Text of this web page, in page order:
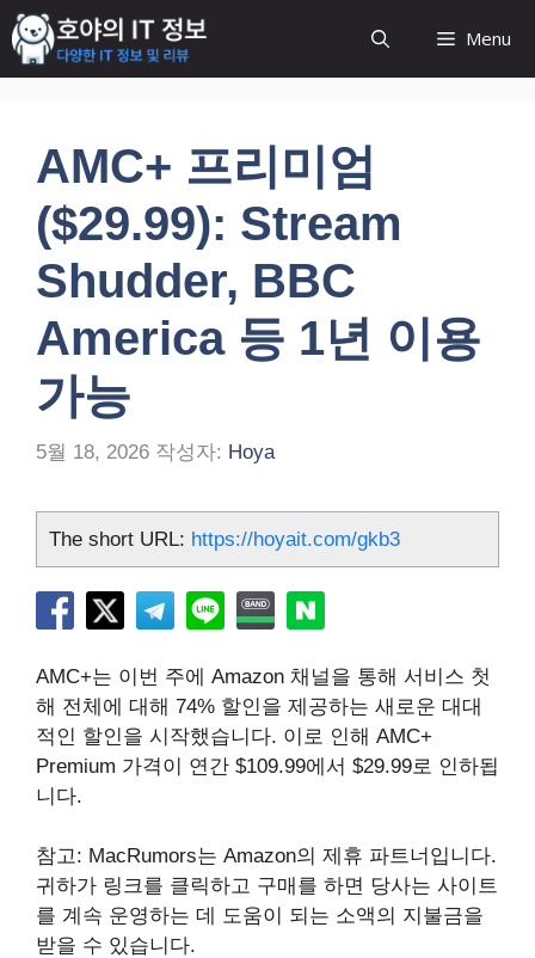
컨
텐
츠
Menu
AMC+ 프리미엄
($29.99): Stream
Shudder, BBC
America 등 1년 이용
가능
5월 18, 2026 작성자: Hoya
The short URL: https://hoyait.com/gkb3
AMC+는 이번 주에 Amazon 채널을 통해 서비스 첫
해 전체에 대해 74% 할인을 제공하는 새로운 대대
적인 할인을 시작했습니다. 이로 인해 AMC+
Premium 가격이 연간 $109.99에서 $29.99로 인하됩
니다.
참고: MacRumors는 Amazon의 제휴 파트너입니다.
귀하가 링크를 클릭하고 구매를 하면 당사는 사이트
를 계속 운영하는 데 도움이 되는 소액의 지불금을
받을 수 있습니다.